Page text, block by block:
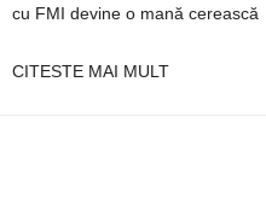
cu FMI devine o mană cerească
CITESTE MAI MULT